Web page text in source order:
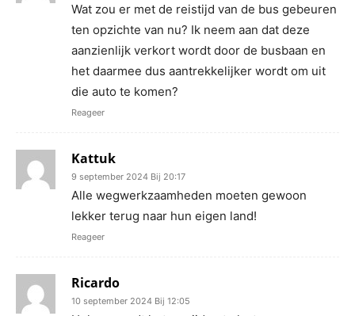
Wat zou er met de reistijd van de bus gebeuren
ten opzichte van nu? Ik neem aan dat deze
aanzienlijk verkort wordt door de busbaan en
het daarmee dus aantrekkelijker wordt om uit
die auto te komen?
Reageer
Kattuk
9 september 2024 Bij 20:17
Alle wegwerkzaamheden moeten gewoon
lekker terug naar hun eigen land!
Reageer
Ricardo
10 september 2024 Bij 12:05